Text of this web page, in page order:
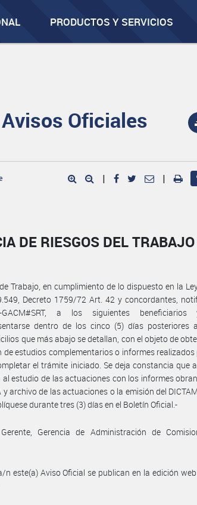
PRODUCTOS Y SERVICIOS
Oficiales
| |
DE RIESGOS DEL TRABAJO
Trabajo, en cumplimiento de lo dispuesto en la
Decreto 1759/72 Art. 42 y concordantes,
GACM#SRT, a los siguientes beneficiarios
dentro de los cinco (5) días posteriores
que más abajo se detallan, con el objeto de
estudios complementarios o informes realizados
el trámite iniciado. Se deja constancia que
estudio de las actuaciones con los informes
y archivo de las actuaciones o la emisión del
durante tres (3) días en el Boletín Oficial.-
Gerencia de Administración de
este(a) Aviso Oficial se publican en la edición